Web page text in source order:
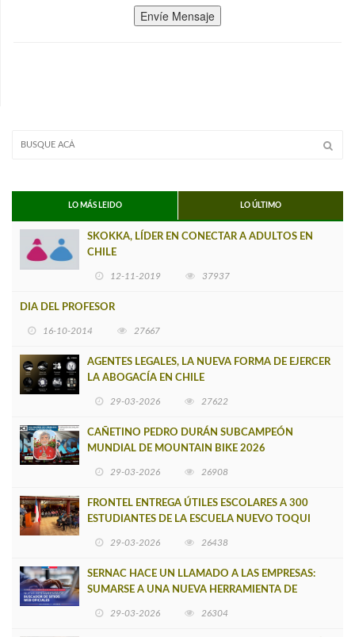
Envíe Mensaje
LO MÁS LEIDO LO ÚLTIMO
SKOKKA, LÍDER EN CONECTAR A ADULTOS EN
CHILE
12-11-2019 37937
DIA DEL PROFESOR
16-10-2014 27667
AGENTES LEGALES, LA NUEVA FORMA DE EJERCER
LA ABOGACÍA EN CHILE
29-03-2026 27622
CAÑETINO PEDRO DURÁN SUBCAMPEÓN
MUNDIAL DE MOUNTAIN BIKE 2026
29-03-2026 26908
FRONTEL ENTREGA ÚTILES ESCOLARES A 300
ESTUDIANTES DE LA ESCUELA NUEVO TOQUI
29-03-2026 26438
SERNAC HACE UN LLAMADO A LAS EMPRESAS:
SUMARSE A UNA NUEVA HERRAMIENTA DE
29-03-2026 26304